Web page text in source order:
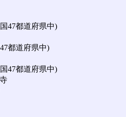
47都道府県中)
都道府県中)
47都道府県中)